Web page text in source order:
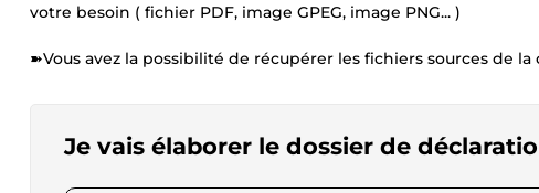
votre besoin ( fichier PDF, image GPEG, image PNG... )
➽Vous avez la possibilité de récupérer les fichiers sources de
Je vais élaborer le dossier de